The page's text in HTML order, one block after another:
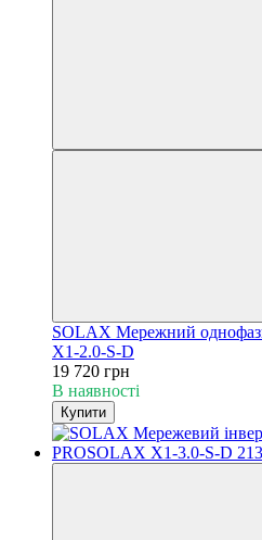
SOLAX Мережний
Х1-2.0-S-D
19 720 грн
В наявності
Купити